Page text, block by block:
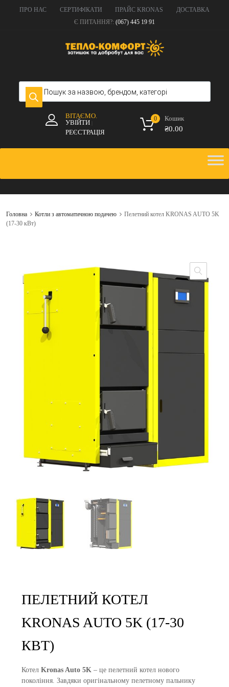
ПРО НАС СЕРТИФІКАТИ ПРАЙС KRONAS
ДОСТАВКА
Є ПИТАННЯ?: (067) 445 19 91
ВІТАЄМО.
УВІЙТИ
РЕЄСТРАЦІЯ
Кошик
₴0.00
0
Головна Котли з автоматичною подачею
Пелетний котел KRONAS AUTO 5K
(17-30 кВт)
ПЕЛЕТНИЙ КОТЕЛ
KRONAS AUTO 5K (17-30
КВТ)
Котел Kronas Auto 5K – це пелетний котел нового
покоління. Завдяки оригінальному пелетному пальнику